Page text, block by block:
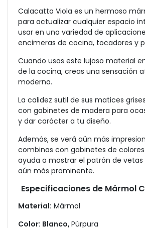
Calacatta Viola es un hermoso
para actualizar cualquier espacio
usar en una variedad de
encimeras de cocina, tocadores y
Cuando usas este lujoso material
de la cocina, creas una sensación
moderna.
La calidez sutil de sus matices
con gabinetes de madera para
y dar carácter a tu diseño.
Además, se verá aún más
combinas con gabinetes de
ayuda a mostrar el patrón de
aún más prominente.
Especificaciones de Mármol
Material: Mármol
Color: Blanco, Púrpura